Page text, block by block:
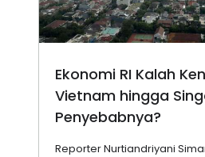
Ekonomi RI Kalah
Vietnam hingga
Penyebabnya?
Reporter Nurtiandriyani